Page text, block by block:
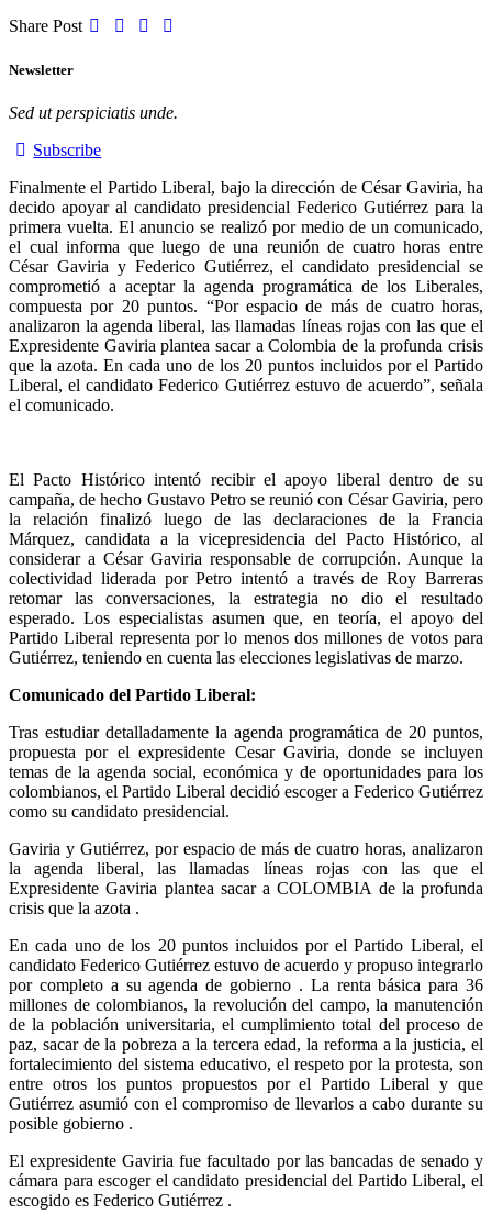
Share Post
Newsletter
Sed ut perspiciatis unde.
Subscribe
Finalmente el Partido Liberal, bajo la dirección de César Gaviria, ha
decido apoyar al candidato presidencial Federico Gutiérrez para la
primera vuelta. El anuncio se realizó por medio de un comunicado,
el cual informa que luego de una reunión de cuatro horas entre
César Gaviria y Federico Gutiérrez, el candidato presidencial se
comprometió a aceptar la agenda programática de los Liberales,
compuesta por 20 puntos. “Por espacio de más de cuatro horas,
analizaron la agenda liberal, las llamadas líneas rojas con las que el
Expresidente Gaviria plantea sacar a Colombia de la profunda crisis
que la azota. En cada uno de los 20 puntos incluidos por el Partido
Liberal, el candidato Federico Gutiérrez estuvo de acuerdo”, señala
el comunicado.
El Pacto Histórico intentó recibir el apoyo liberal dentro de su
campaña, de hecho Gustavo Petro se reunió con César Gaviria, pero
la relación finalizó luego de las declaraciones de la Francia
Márquez, candidata a la vicepresidencia del Pacto Histórico, al
considerar a César Gaviria responsable de corrupción. Aunque la
colectividad liderada por Petro intentó a través de Roy Barreras
retomar las conversaciones, la estrategia no dio el resultado
esperado. Los especialistas asumen que, en teoría, el apoyo del
Partido Liberal representa por lo menos dos millones de votos para
Gutiérrez, teniendo en cuenta las elecciones legislativas de marzo.
Comunicado del Partido Liberal:
Tras estudiar detalladamente la agenda programática de 20 puntos,
propuesta por el expresidente Cesar Gaviria, donde se incluyen
temas de la agenda social, económica y de oportunidades para los
colombianos, el Partido Liberal decidió escoger a Federico Gutiérrez
como su candidato presidencial.
Gaviria y Gutiérrez, por espacio de más de cuatro horas, analizaron
la agenda liberal, las llamadas líneas rojas con las que el
Expresidente Gaviria plantea sacar a COLOMBIA de la profunda
crisis que la azota .
En cada uno de los 20 puntos incluidos por el Partido Liberal, el
candidato Federico Gutiérrez estuvo de acuerdo y propuso integrarlo
por completo a su agenda de gobierno . La renta básica para 36
millones de colombianos, la revolución del campo, la manutención
de la población universitaria, el cumplimiento total del proceso de
paz, sacar de la pobreza a la tercera edad, la reforma a la justicia, el
fortalecimiento del sistema educativo, el respeto por la protesta, son
entre otros los puntos propuestos por el Partido Liberal y que
Gutiérrez asumió con el compromiso de llevarlos a cabo durante su
posible gobierno .
El expresidente Gaviria fue facultado por las bancadas de senado y
cámara para escoger el candidato presidencial del Partido Liberal, el
escogido es Federico Gutiérrez .